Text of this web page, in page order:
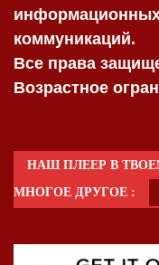
коммуникаций.
Все права
Возрастное
НАШ ПЛЕЕР В
МНОГОЕ ДРУГОЕ :